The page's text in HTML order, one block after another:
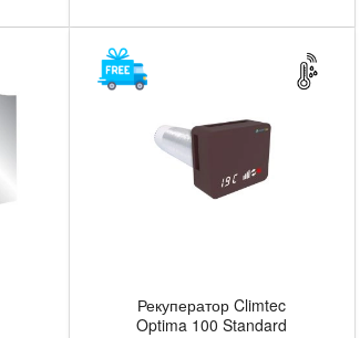
Рекуператор Climtec
Optima 100 Standard